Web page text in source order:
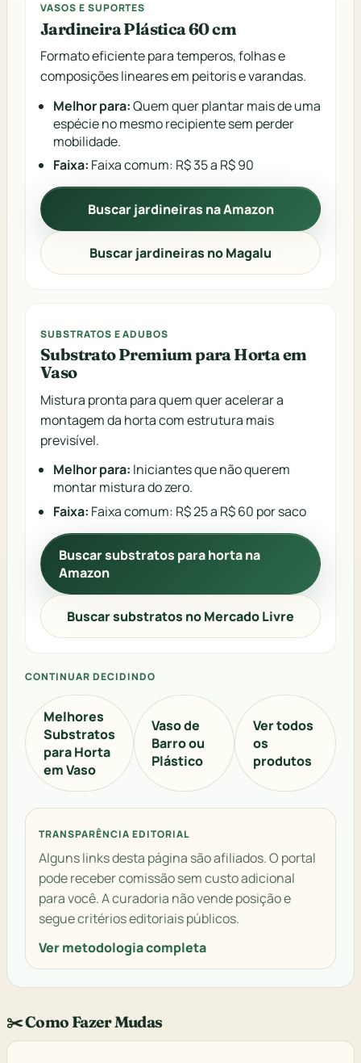
VASOS E SUPORTES
Jardineira Plástica 60 cm
Formato eficiente para temperos, folhas e
composições lineares em peitoris e varandas.
Melhor para:Quem quer plantar mais de uma
espécie no mesmo recipiente sem perder
mobilidade.
Faixa: Faixa comum: R$ 35 a R$ 90
Buscar jardineiras na Amazon
Buscar jardineiras no Magalu
SUBSTRATOS E ADUBOS
Substrato Premium para Horta em
Vaso
Mistura pronta para quem quer acelerar a
montagem da horta com estrutura mais
previsível.
Melhor para: Iniciantes que não querem
montar mistura do zero.
Faixa: Faixa comum: R$ 25 a R$ 60 por saco
Buscar substratos para horta na
Amazon
Buscar substratos no Mercado Livre
CONTINUAR DECIDINDO
Melhores
Substratos
para Horta
em Vaso
Vaso de
Barro ou
Plástico
Ver todos
os
produtos
TRANSPARÊNCIA EDITORIAL
Alguns links desta página são afiliados. O portal
pode receber comissão sem custo adicional
para você. A curadoria não vende posição e
segue critérios editoriais públicos.
Ver metodologia completa
✂️ Como Fazer Mudas